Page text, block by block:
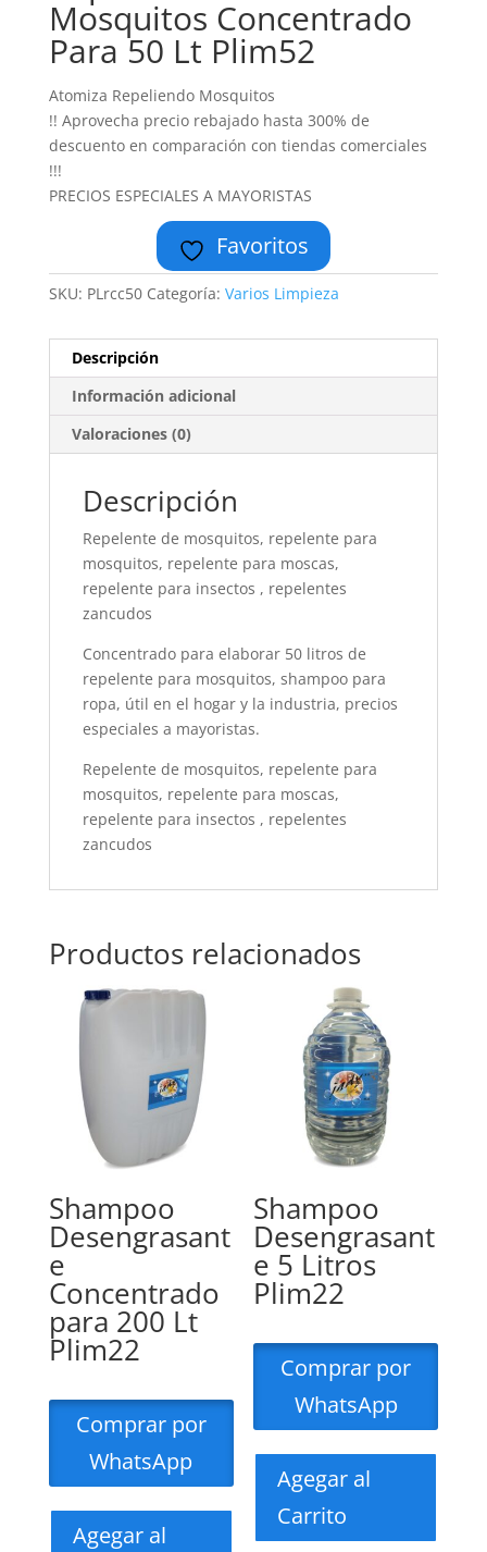
Mosquitos Concentrado
Para 50 Lt Plim52
Atomiza Repeliendo Mosquitos
!! Aprovecha precio rebajado hasta 300% de
descuento en comparación con tiendas comerciales
!!!
PRECIOS ESPECIALES A MAYORISTAS
Favoritos
SKU: PLrcc50 Categoría: Varios Limpieza
Descripción
Información adicional
Valoraciones (0)
Descripción
Repelente de mosquitos, repelente para
mosquitos, repelente para moscas,
repelente para insectos , repelentes
zancudos
Concentrado para elaborar 50 litros de
repelente para mosquitos, shampoo para
ropa, útil en el hogar y la industria, precios
especiales a mayoristas.
Repelente de mosquitos, repelente para
mosquitos, repelente para moscas,
repelente para insectos , repelentes
zancudos
Productos relacionados
Shampoo
Desengrasant
e
Concentrado
para 200 Lt
Plim22
Comprar por
WhatsApp
Agegar al
Shampoo
Desengrasant
e 5 Litros
Plim22
Comprar por
WhatsApp
Agegar al
Carrito